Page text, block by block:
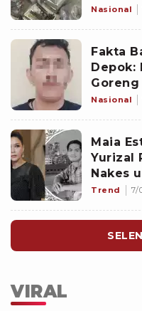
Sejak
Nasional
Fakta
Depok:
Goreng
Nasional
Maia
Yurizal
Nakes
Trend 7/
VIRAL